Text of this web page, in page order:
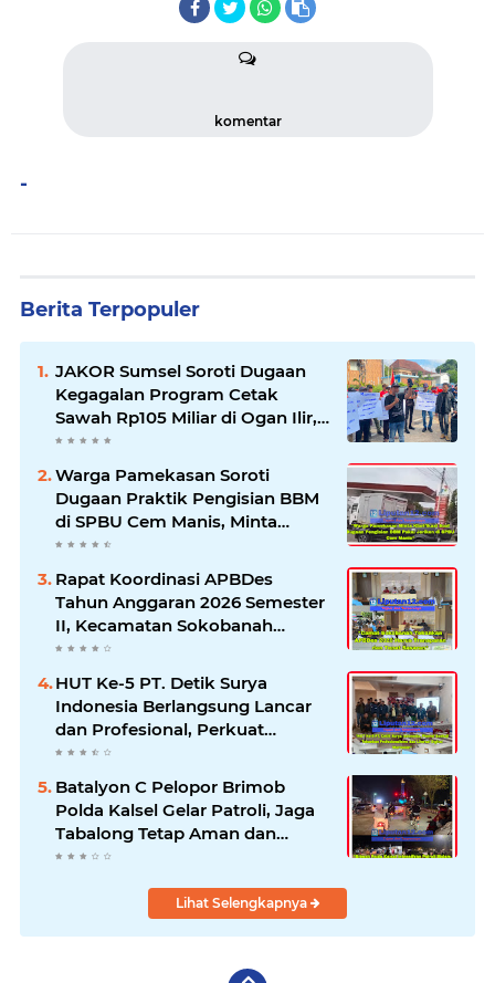
komentar
-
Berita Terpopuler
JAKOR Sumsel Soroti Dugaan
Kegagalan Program Cetak
Sawah Rp105 Miliar di Ogan Ilir,
Desak Kadis Pertanian Mundur
Warga Pamekasan Soroti
Dugaan Praktik Pengisian BBM
di SPBU Cem Manis, Minta
Klarifikasi dan Pengawasan
Rapat Koordinasi APBDes
Tahun Anggaran 2026 Semester
II, Kecamatan Sokobanah
Libatkan 12 Desa
HUT Ke-5 PT. Detik Surya
Indonesia Berlangsung Lancar
dan Profesional, Perkuat
Kompetensi Wartawan
Batalyon C Pelopor Brimob
Polda Kalsel Gelar Patroli, Jaga
Tabalong Tetap Aman dan
Kondusif
Lihat Selengkapnya